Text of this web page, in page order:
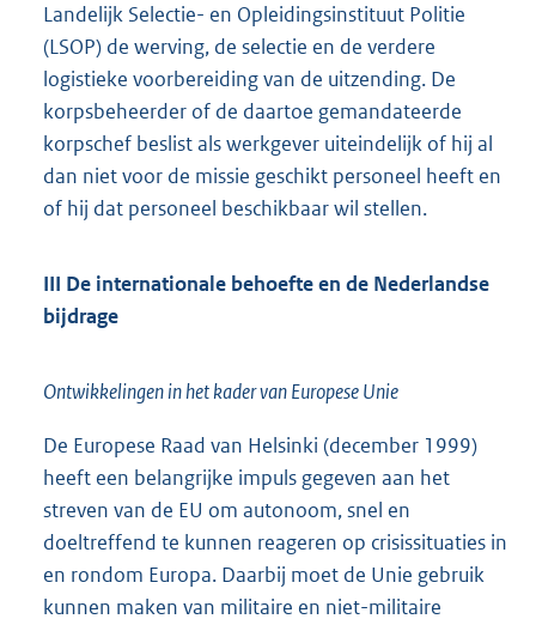
Landelijk Selectie- en Opleidingsinstituut Politie
(LSOP) de werving, de selectie en de verdere
logistieke voorbereiding van de uitzending. De
korpsbeheerder of de daartoe gemandateerde
korpschef beslist als werkgever uiteindelijk of hij al
dan niet voor de missie geschikt personeel heeft en
of hij dat personeel beschikbaar wil stellen.
III De internationale behoefte en de Nederlandse
bijdrage
Ontwikkelingen in het kader van Europese Unie
De Europese Raad van Helsinki (december 1999)
heeft een belangrijke impuls gegeven aan het
streven van de EU om autonoom, snel en
doeltreffend te kunnen reageren op crisissituaties in
en rondom Europa. Daarbij moet de Unie gebruik
kunnen maken van militaire en niet-militaire